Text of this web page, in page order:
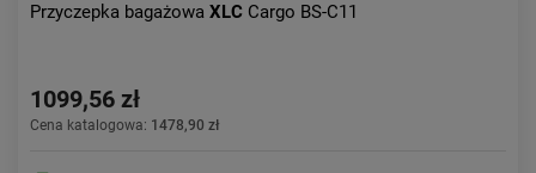
Przyczepka bagażowa XLC Cargo BS-C11
1099,56 zł
Cena katalogowa: 1478,90 zł